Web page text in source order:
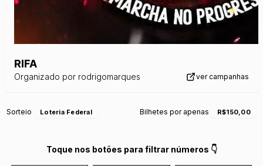
RIFA
Organizado por rodrigomarques ver campanhas
Sorteio Loteria Federal Bilhetes por apenas R$150,00
Toque nos botões para filtrar números 👇